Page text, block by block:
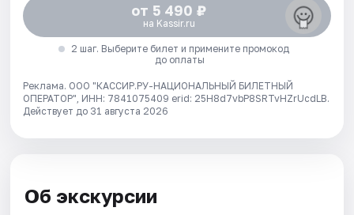
от 5 490 ₽
на Kassir.ru
2 шаг. Выберите билет и примените промокод
до оплаты
Реклама. ООО "КАССИР.РУ-НАЦИОНАЛЬНЫЙ БИЛЕТНЫЙ
ОПЕРАТОР", ИНН: 7841075409 erid: 25H8d7vbP8SRTvHZrUcdLB.
Действует до 31 августа 2026
Об экскурсии